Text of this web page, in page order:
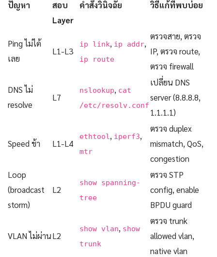
ปัญหา
สอบ
Layer
คำสั่งวินิจฉัย วิธีแก้ที่พบบ่อย
Ping ไม่ได้
เลย
L1-L3
ip link, ip addr,
ip route
ตรวจสาย, ตรวจ
IP, ตรวจ route,
ตรวจ firewall
DNS ไม่
resolve
L7
nslookup, cat
/etc/resolv.conf
เปลี่ยน DNS
server (8.8.8.8,
1.1.1.1)
Speed ช้า L1-L4
ethtool , iperf3,
mtr
ตรวจ duplex
mismatch, QoS,
congestion
Loop
(broadcast
storm)
L2
show spanning-
tree
ตรวจ STP
config, enable
BPDU guard
VLAN ไม่ผ่านL2
show vlan, show
trunk
ตรวจ trunk
allowed vlan,
native vlan